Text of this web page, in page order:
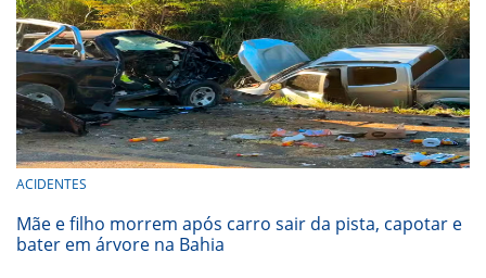
ACIDENTES
Mãe e filho morrem após carro sair da pista, capotar e
bater em árvore na Bahia